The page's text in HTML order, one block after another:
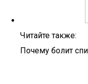
Читайте также:
Почему болит